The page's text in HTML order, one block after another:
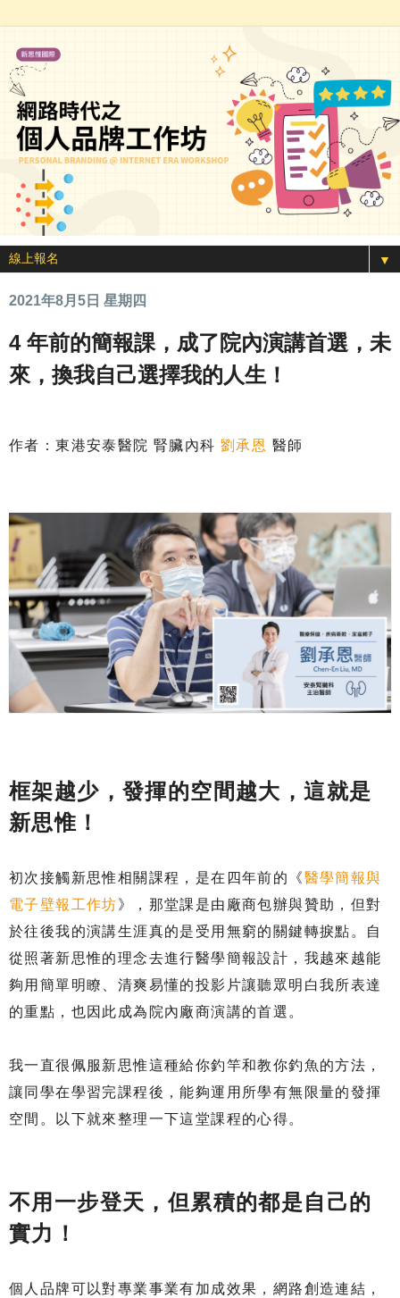
▼
2021年8月5日 星期四
4 年前的簡報課，成了院內演講首選，未
來，換我自己選擇我的人生！
作者：東港安泰醫院 腎臟內科 劉承恩 醫師
框架越少，發揮的空間越大，這就是
新思惟！
初次接觸新思惟相關課程，是在四年前的《醫學簡報與
電子壁報工作坊》，那堂課是由廠商包辦與贊助，但對
於往後我的演講生涯真的是受用無窮的關鍵轉捩點。自
從照著新思惟的理念去進行醫學簡報設計，我越來越能
夠用簡單明瞭、清爽易懂的投影片讓聽眾明白我所表達
的重點，也因此成為院內廠商演講的首選。
我一直很佩服新思惟這種給你釣竿和教你釣魚的方法，
讓同學在學習完課程後，能夠運用所學有無限量的發揮
空間。以下就來整理一下這堂課程的心得。
不用一步登天，但累積的都是自己的
實力！
個人品牌可以對專業事業有加成效果，網路創造連結，